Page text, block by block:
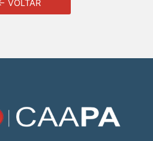
VOLTAR